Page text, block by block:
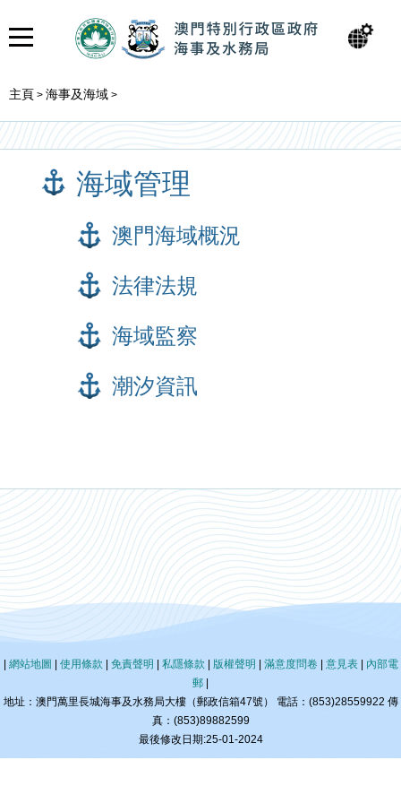
主頁 > 海事及海域 >
海域管理
澳門海域概況
法律法規
海域監察
潮汐資訊
| 網站地圖 | 使用條款 | 免責聲明 | 私隱條款 | 版權聲明 | 滿意度問卷| 意見表| 內部電
郵 |
地址：澳門萬里長城海事及水務局大樓（郵政信箱47號） 電話：(853)28559922 傳
真：(853)89882599
最後修改日期:25-01-2024